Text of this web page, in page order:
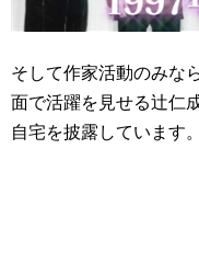
そして作家活動のみな
面で活躍を見せる辻仁
自宅を披露しています。